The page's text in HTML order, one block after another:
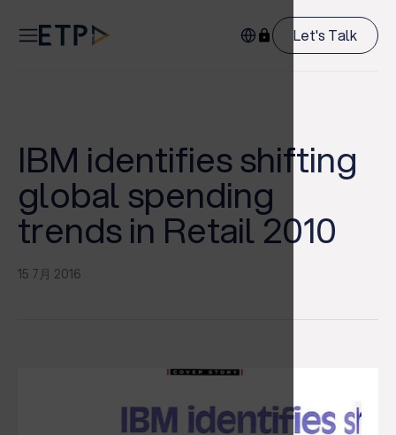
Let's Talk
IBM identifies shifting
global spending
trends in Retail 2010
15 7月 2016